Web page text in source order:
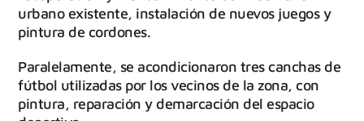
urbano existente, instalación de nuevos juegos y
pintura de cordones.
Paralelamente, se acondicionaron tres canchas de
fútbol utilizadas por los vecinos de la zona, con
pintura, reparación y demarcación del espacio